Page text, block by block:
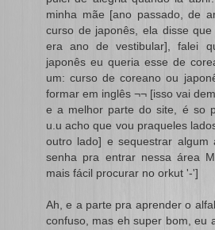
minha mãe [ano passado, de
curso de japonês, ela disse
era ano de vestibular], falei
japonês eu queria esse de
um: curso de coreano ou
formar em inglês ¬¬ [isso vai
e a melhor parte do site, é so
u.u acho que vou praqueles
outro lado] e sequestrar
senha pra entrar nessa área
mais fácil procurar no orkut '-']
Ah, e a parte pra aprender o
confuso, mas eh super bom, eu